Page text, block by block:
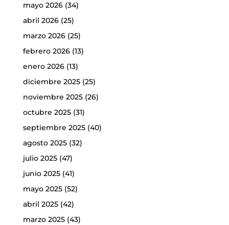
mayo 2026(34)
abril 2026(25)
marzo 2026(25)
febrero 2026(13)
enero 2026(13)
diciembre 2025(25)
noviembre 2025(26)
octubre 2025(31)
septiembre 2025(40)
agosto 2025(32)
julio 2025(47)
junio 2025(41)
mayo 2025(52)
abril 2025(42)
marzo 2025(43)